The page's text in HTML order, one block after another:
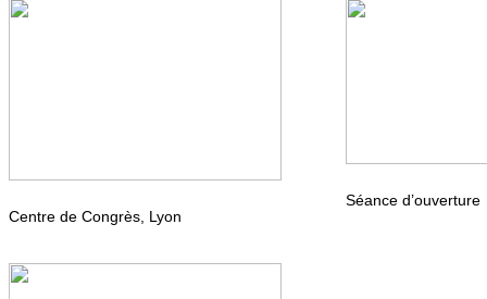
Centre de Congrès, Lyon
Séance d’ouverture